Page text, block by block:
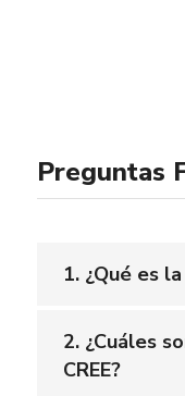
Preguntas
1. ¿Qué es la
2. ¿Cuáles
CREE?